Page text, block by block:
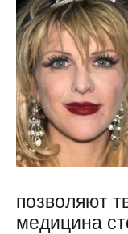
позволяют
медицина